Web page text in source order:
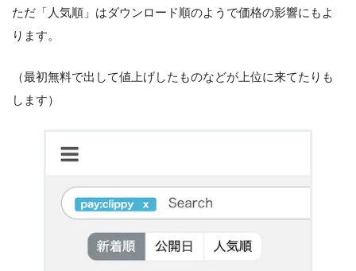
ただ「人気順」はダウンロード順のようで価格の影響にもよ
ります。
（最初無料で出して値上げしたものなどが上位に来てたりも
します）